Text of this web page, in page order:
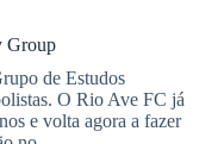
Group
de Estudos
O Rio Ave FC já
e volta agora a fazer